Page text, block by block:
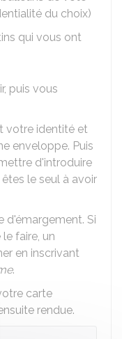
du choix)
qui vous ont
puis vous
votre identité et
enveloppe. Puis
d'introduire
le seul à avoir
d'émargement. Si
faire, un
en inscrivant
.
carte
rendue.